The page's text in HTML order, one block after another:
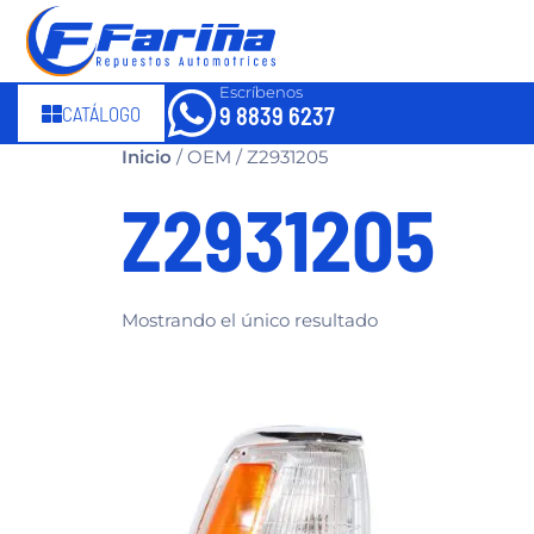
CATÁLOGO
Escríbenos
9 8839 6237
Inicio / OEM / Z2931205
Z2931205
Mostrando el único resultado